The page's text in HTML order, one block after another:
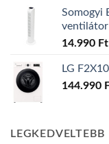
Somogyi
ventilátor
14.990 Ft
LG
144.990
LEGKEDVELTEBB